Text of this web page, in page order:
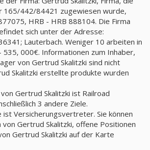
165/442/84421 zugewiesen wurde,
HRB - HRB 888104. Die Firma
sich unter der Adresse:
Lauterbach. Weniger 10 arbeiten in
535, 000€. Informationen zum Inhaber,
von Gertrud Skalitzki sind nicht
Skalitzki erstellte produkte wurden
Gertrud Skalitzki ist Railroad
3 andere Ziele.
ist Versicherungsvertreter. Sie können
Gertrud Skalitzki, offene Positionen
Gertrud Skalitzki auf der Karte